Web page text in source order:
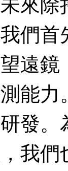
來
們
遠
能
發
我